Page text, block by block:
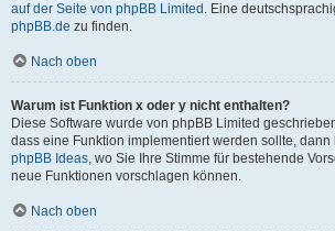
auf der Seite von phpBB Limited . Eine
phpBB.de zu finden.
Nach oben
Warum ist Funktion x oder y nicht enthalten?
Diese Software wurde von phpBB Limited
dass eine Funktion implementiert werden sollte, dann
phpBB Ideas, wo Sie Ihre Stimme für bestehende
neue Funktionen vorschlagen können.
Nach oben